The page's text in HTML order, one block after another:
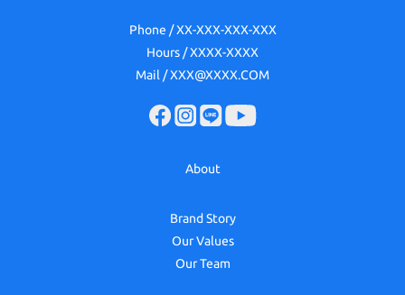
Phone / XX-XXX-XXX-XXX
Hours / XXXX-XXXX
Mail / XXX@XXXX.COM
About
Brand Story
Our Values
Our Team